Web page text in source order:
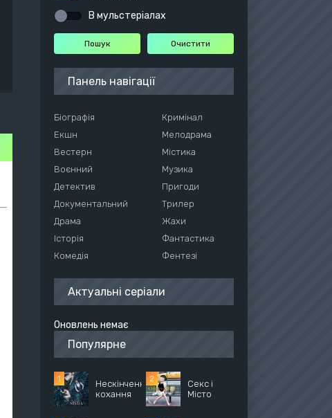
В мульстеріалах
Панель навігації
Біографія
Екшн
Вестерн
Воєнний
Детектив
Документальний
Драма
Історія
Комедія
Кримінал
Мелодрама
Містика
Музика
Пригоди
Трилер
Жахи
Фантастика
Фентезі
Актуальні серіали
Оновлень немає
Популярне
Нескінченне
кохання
Секс і
Місто